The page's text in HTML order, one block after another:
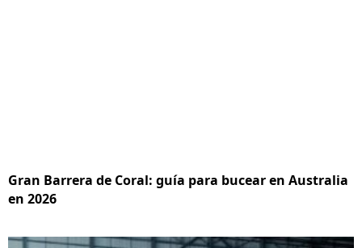
Gran Barrera de Coral: guía para bucear en Australia
en 2026